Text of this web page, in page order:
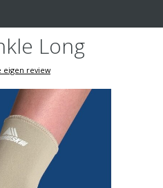
Long
eigen review